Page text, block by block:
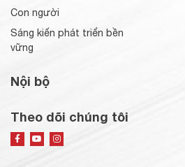
Con người
Sáng kiến phát triển bền
vững
Nội bộ
Theo dõi chúng tôi